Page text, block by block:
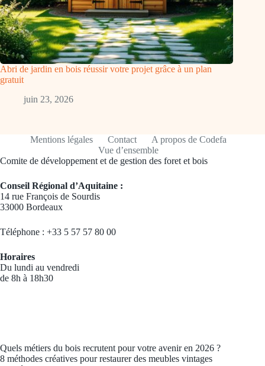
Abri de jardin en bois réussir votre projet grâce à un plan
gratuit
juin 23, 2026
Mentions légales Contact
A propos de Codefa
Vue d’ensemble
Comite de développement et de gestion des foret et bois
Conseil Régional d’Aquitaine :
14 rue François de Sourdis
33000 Bordeaux
Téléphone : +33 5 57 57 80 00
Horaires
Du lundi au vendredi
de 8h à 18h30
Quels métiers du bois recrutent pour votre avenir en 2026 ?
8 méthodes créatives pour restaurer des meubles vintages